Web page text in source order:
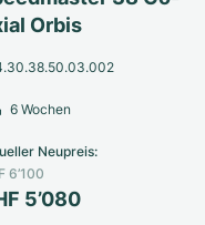
Orbis
5’080
Neupreis:
6’100
6 Wochen